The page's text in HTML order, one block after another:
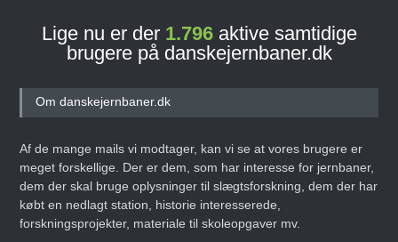
Lige nu er der 1.796aktive samtidige
brugere på danskejernbaner.dk
Om danskejernbaner.dk
Af de mange mails vi modtager, kan vi se at vores brugere er
meget forskellige. Der er dem, som har interesse for jernbaner,
dem der skal bruge oplysninger til slægtsforskning, dem der har
købt en nedlagt station, historie interesserede,
forskningsprojekter, materiale til skoleopgaver mv.